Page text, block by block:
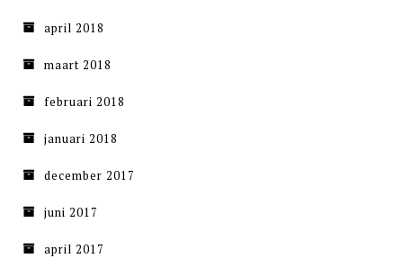
april 2018
maart 2018
februari 2018
januari 2018
december 2017
juni 2017
april 2017